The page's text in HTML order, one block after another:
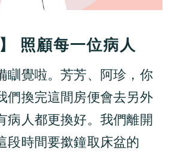
照顧每一位病人
瞓覺啦。芳芳、阿珍，你
們換完這間房便會去另外
病人都更換好。我們離開
段時間要撳鐘取床盆的